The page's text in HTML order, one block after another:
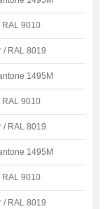
RAL 9010
/ RAL 8019
1495M
RAL 9010
/ RAL 8019
1495M
RAL 9010
/ RAL 8019